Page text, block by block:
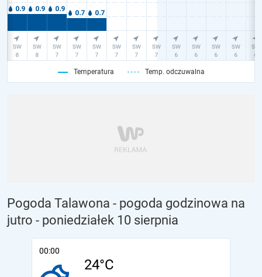
Temperatura Temp. odczuwalna
Pogoda Talawona - pogoda godzinowa na
jutro - poniedziałek 10 sierpnia
00:00
24°C